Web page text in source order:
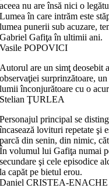
aceea nu are însă nici o
Lumea în care intrăm este
lumea punerii sub acuzare,
Gabriel Gafiţa în ultimii ani.
Vasile POPOVICI
Autorul are un simţ deosebit
observaţiei surprinzătoare,
lumii înconjurătoare cu o
Stelian ŢURLEA
Personajul principal se
încasează lovituri repetate şi
parcă din senin, din nimic,
În volumul lui Gafiţa numai
secundare şi cele episodice
la capăt pe bietul erou.
Daniel CRISTEA-ENACHE